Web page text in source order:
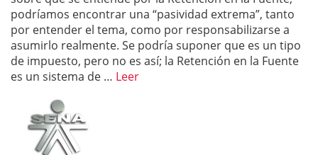
podríamos encontrar una “pasividad extrema”, tanto
por entender el tema, como por responsabilizarse a
asumirlo realmente. Se podría suponer que es un tipo
de impuesto, pero no es así; la Retención en la Fuente
es un sistema de … Leer